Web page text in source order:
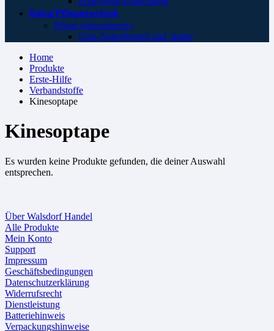
Reha/Pflegetechnik
Pflege (Inkontinenz)
Urin-/Sekretbeutel und -halter
Home
Produkte
Erste-Hilfe
Verbandstoffe
Kinesoptape
Kinesoptape
Es wurden keine Produkte gefunden, die deiner Auswahl
entsprechen.
Über Walsdorf Handel
Alle Produkte
Mein Konto
Support
Impressum
Geschäftsbedingungen
Datenschutzerklärung
Widerrufsrecht
Dienstleistung
Batteriehinweis
Verpackungshinweise